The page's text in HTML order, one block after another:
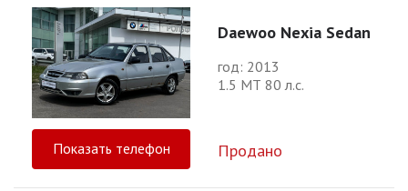
Daewoo Nexia Sedan
год: 2013
1.5 МТ 80 л.с.
Показать телефон Продано